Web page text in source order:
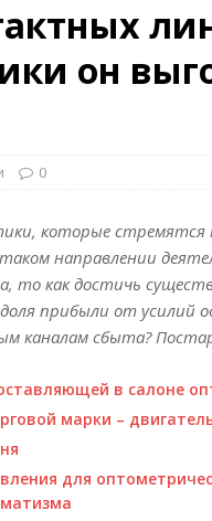
он
0
которые стремятся
направлении
то как достичь
прибыли от усилий
каналам сбыта?
в салоне
марки –
для